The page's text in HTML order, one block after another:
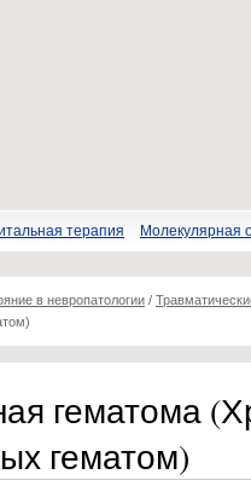
терапия Молекулярная
в невропатологии /
гематома
гематом)